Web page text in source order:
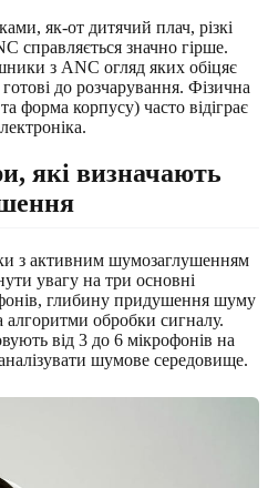
як-от дитячий плач, різкі
справляється значно гірше.
з ANC огляд яких обіцяє
до розчарування. Фізична
форма корпусу) часто відіграє
які визначають
з активним шумозаглушенням
увагу на три основні
глибину придушення шуму
алгоритми обробки сигналу.
від 3 до 6 мікрофонів на
шумове середовище.